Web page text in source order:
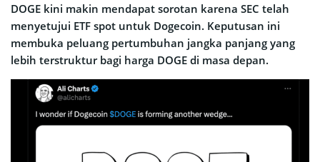
DOGE kini makin mendapat sorotan karena SEC telah
menyetujui ETF spot untuk Dogecoin. Keputusan ini
membuka peluang pertumbuhan jangka panjang yang
lebih terstruktur bagi harga DOGE di masa depan.